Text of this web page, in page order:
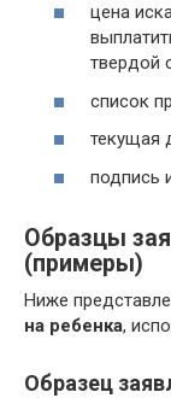
цена
твердой
список
текущая
подпись
Образцы
(примеры)
Ниже
на ребенка,
Образец